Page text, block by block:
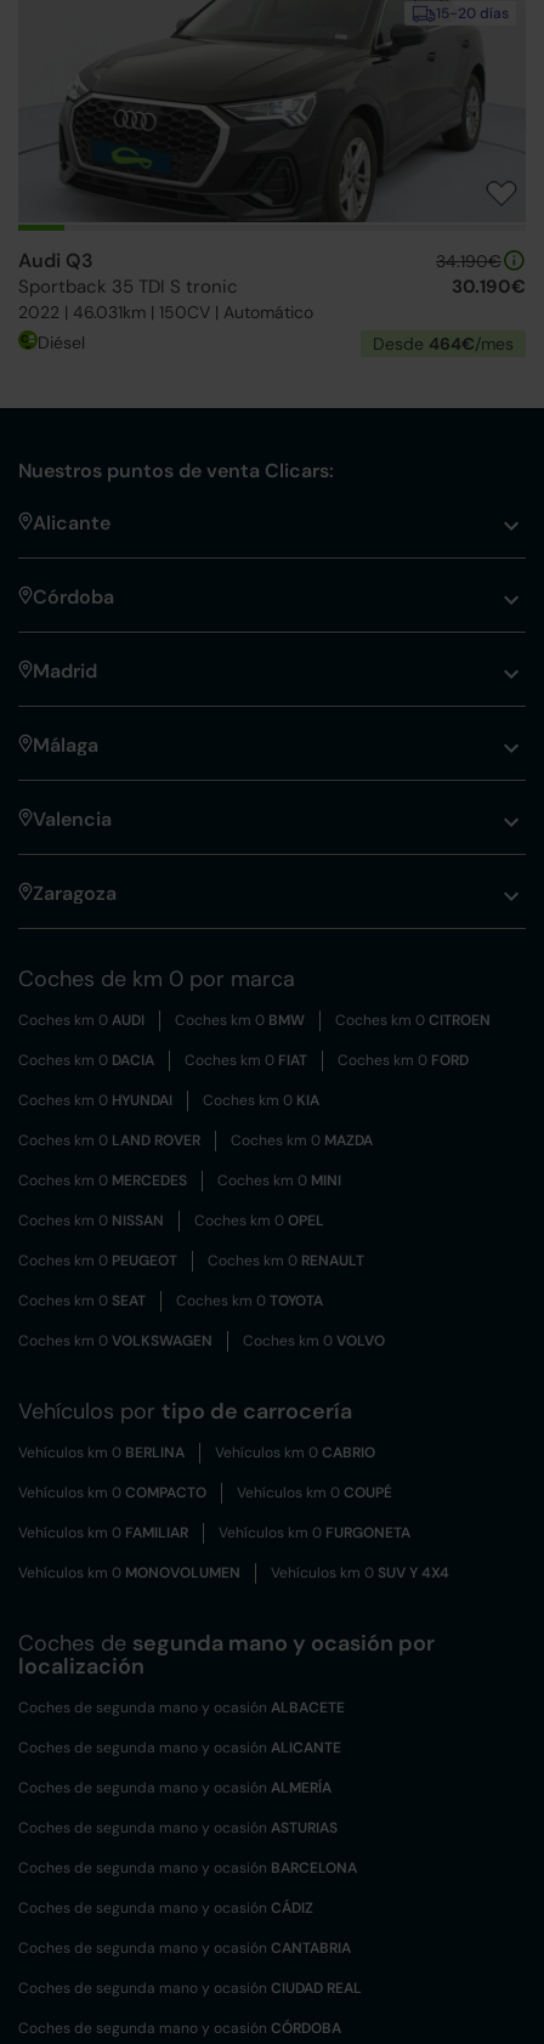
15-20 días
Audi Q3
Sportback 35 TDI S tronic
2022 | 46.031km | 150CV | Automático
34.190€
30.190€
Diésel Desde 464€/mes
Nuestros puntos de venta Clicars:
Alicante
Córdoba
Madrid
Málaga
Valencia
Zaragoza
Coches de km 0 por marca
Coches km 0AUDI Coches km 0 BMW Coches km 0CITROEN
Coches km 0 DACIA Coches km 0 FIAT Coches km 0 FORD
Coches km 0 HYUNDAI Coches km 0 KIA
Coches km 0 LAND ROVER Coches km 0 MAZDA
Coches km 0 MERCEDES Coches km 0 MINI
Coches km 0 NISSAN Coches km 0OPEL
Coches km 0 PEUGEOT Coches km 0 RENAULT
Coches km 0 SEAT Coches km 0TOYOTA
Coches km 0VOLKSWAGEN Coches km 0VOLVO
Vehículos por tipo de carrocería
Vehículos km 0 BERLINA Vehículos km 0CABRIO
Vehículos km 0COMPACTO Vehículos km 0COUPÉ
Vehículos km 0 FAMILIAR Vehículos km 0 FURGONETA
Vehículos km 0 MONOVOLUMEN Vehículos km 0 SUV Y 4X4
Coches de segunda mano y ocasión por
localización
Coches de segunda mano y ocasión ALBACETE
Coches de segunda mano y ocasión ALICANTE
Coches de segunda mano y ocasión ALMERÍA
Coches de segunda mano y ocasión ASTURIAS
Coches de segunda mano y ocasión BARCELONA
Coches de segunda mano y ocasión CÁDIZ
Coches de segunda mano y ocasión CANTABRIA
Coches de segunda mano y ocasión CIUDAD REAL
Coches de segunda mano y ocasión CÓRDOBA